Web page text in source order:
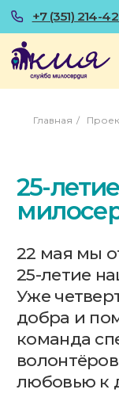
+7 (351) 214-42-22
Главная /
22 мая мы
25-летие нашей
Уже четверть
добра и помощи.
волонтёров,
любовью к
сделать их
вам за ваш труд